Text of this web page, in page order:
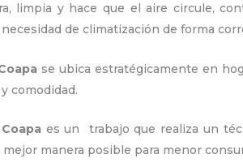
limpia y hace que el aire circule,
de climatización de forma
se ubica estratégicamente en
comodidad.
es un
trabajo que realiza un
manera posible para menor